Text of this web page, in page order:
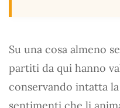
Su una cosa almeno
partiti da qui hanno
conservando intatta
sentimenti che li